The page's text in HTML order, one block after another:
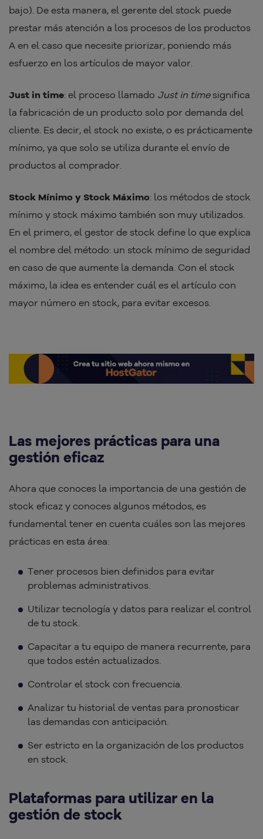
bajo). De esta manera, el gerente del stock puede
prestar más atención a los procesos de los productos
A en el caso que necesite priorizar, poniendo más
esfuerzo en los artículos de mayor valor.
Just in time: el proceso llamado Just in timesignifica
la fabricación de un producto solo por demanda del
cliente. Es decir, el stock no existe, o es prácticamente
mínimo, ya que solo se utiliza durante el envío de
productos al comprador.
Stock Mínimo y Stock Máximo: los métodos de stock
mínimo y stock máximo también son muy utilizados.
En el primero, el gestor de stock define lo que explica
el nombre del método: un stock mínimo de seguridad
en caso de que aumente la demanda. Con el stock
máximo, la idea es entender cuál es el artículo con
mayor número en stock, para evitar excesos.
Las mejores prácticas para una
gestión eficaz
Ahora que conoces la importancia de una gestión de
stock eficaz y conoces algunos métodos, es
fundamental tener en cuenta cuáles son las mejores
prácticas en esta área:
Tener procesos bien definidos para evitar
problemas administrativos.
Utilizar tecnología y datos para realizar el control
de tu stock.
Capacitar a tu equipo de manera recurrente, para
que todos estén actualizados.
Controlar el stock con frecuencia.
Analizar tu historial de ventas para pronosticar
las demandas con anticipación.
Ser estricto en la organización de los productos
en stock.
Plataformas para utilizar en la
gestión de stock